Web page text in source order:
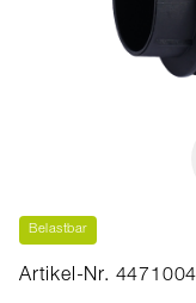
Belastbar
Artikel-Nr.